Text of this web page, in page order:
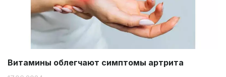
Витамины облегчают симптомы артрита